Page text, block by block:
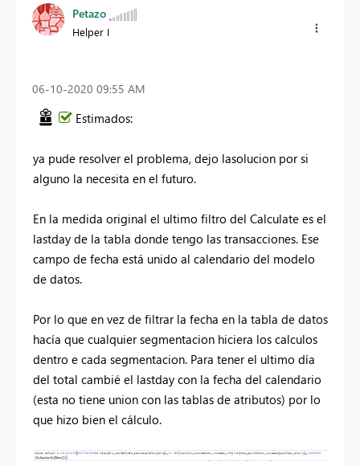
Petazo
Helper I
‎06-10-2020 09:55 AM
Estimados:
ya pude resolver el problema, dejo lasolucion por si
alguno la necesita en el futuro.
En la medida original el ultimo filtro del Calculate es el
lastday de la tabla donde tengo las transacciones. Ese
campo de fecha está unido al calendario del modelo
de datos.
Por lo que en vez de filtrar la fecha en la tabla de datos
hacía que cualquier segmentacion hiciera los calculos
dentro e cada segmentacion. Para tener el ultimo día
del total cambié el lastday con la fecha del calendario
(esta no tiene union con las tablas de atributos) por lo
que hizo bien el cálculo.